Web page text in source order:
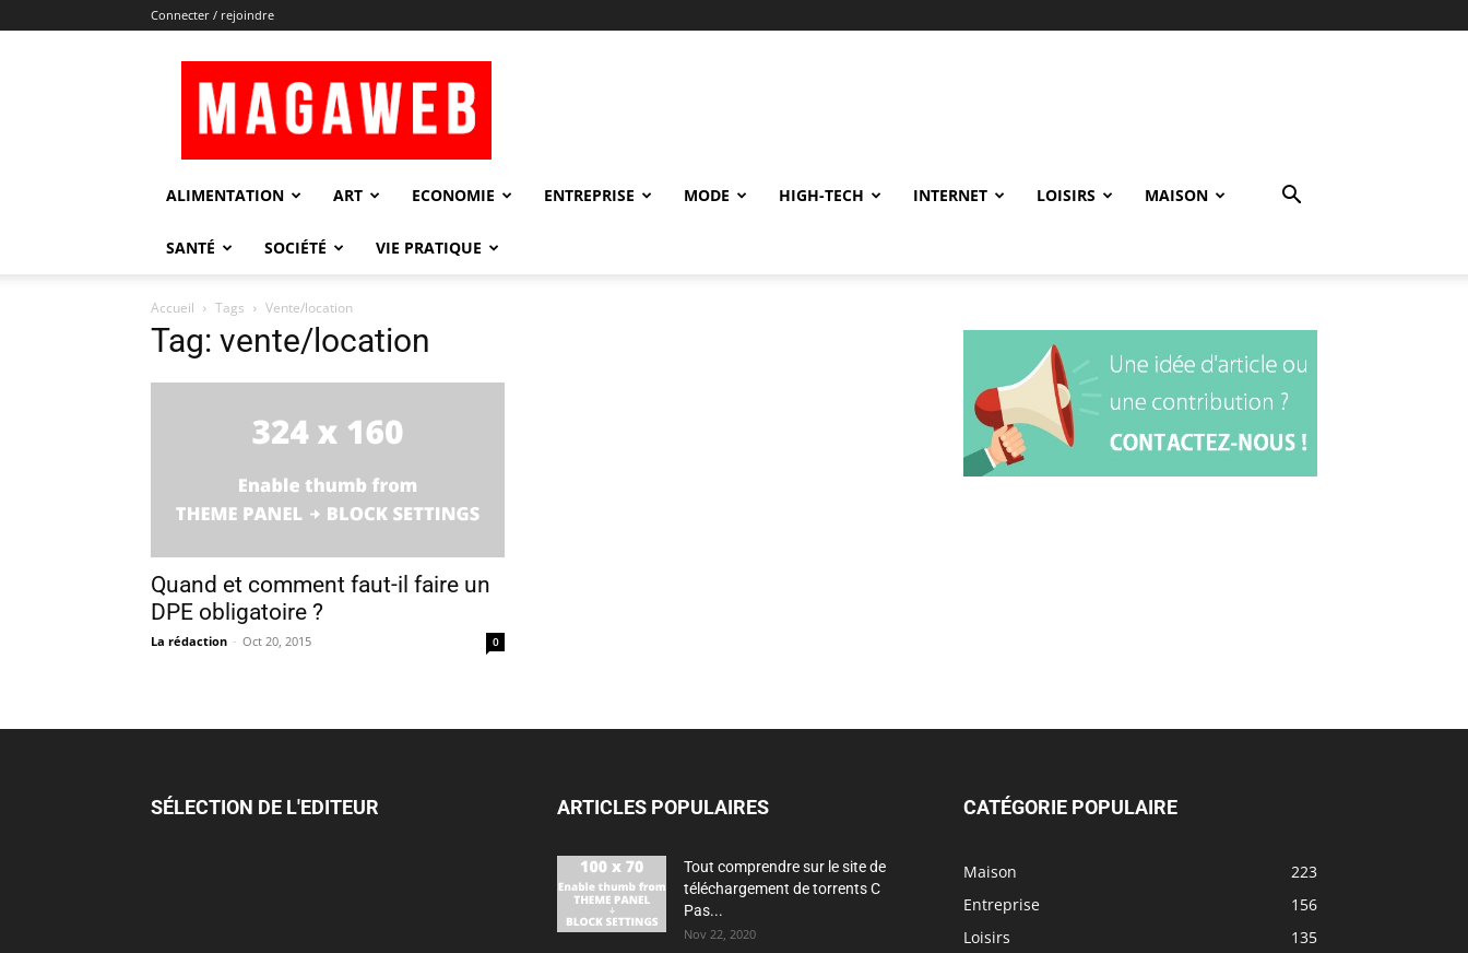
Connecter / rejoindre
ALIMENTATION ART ECONOMIE ENTREPRISE MODE HIGH-TECH INTERNET LOISIRS MAISON
SANTÉ SOCIÉTÉ VIE PRATIQUE
Accueil Tags Vente/location
Tag: vente/location
Quand et comment faut-il faire un
DPE obligatoire ?
La rédaction - Oct 20, 2015 0
SÉLECTION DE L'EDITEUR ARTICLES POPULAIRES
Tout comprendre sur le site de
téléchargement de torrents C
Pas...
Nov 22, 2020
CATÉGORIE POPULAIRE
Maison
223
Entreprise
156
Loisirs
135